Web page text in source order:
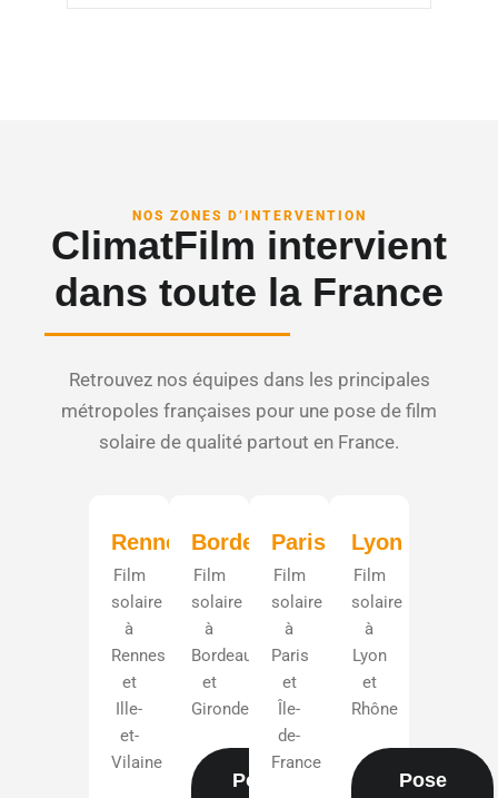
NOS ZONES D’INTERVENTION
ClimatFilm intervient
dans toute la France
Retrouvez nos équipes dans les principales
métropoles françaises pour une pose de film
solaire de qualité partout en France.
Rennes
Film
solaire
à
Rennes
et
Ille-
et-
Vilaine
Bordeaux
Film
solaire
à
Bordeaux
et
Gironde
Pose film
Paris
Film
solaire
à
Paris
et
Île-
de-
France
Lyon
Film
solaire
à
Lyon
et
Rhône
Pose